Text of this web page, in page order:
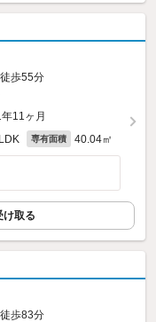
歩55分
11ヶ月
専有面積 40.04㎡
け取る
歩83分